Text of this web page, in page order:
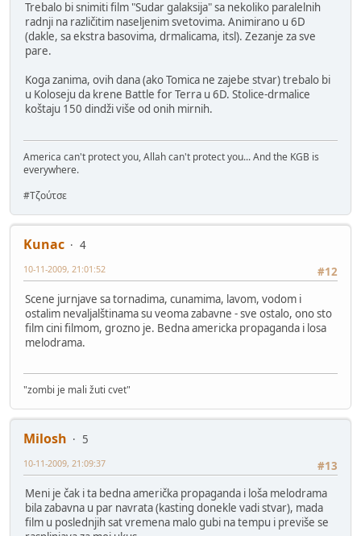
Trebalo bi snimiti film "Sudar galaksija" sa nekoliko paralelnih
radnji na različitim naseljenim svetovima. Animirano u 6D
(dakle, sa ekstra basovima, drmalicama, itsl). Zezanje za sve
pare.
Koga zanima, ovih dana (ako Tomica ne zajebe stvar) trebalo bi
u Koloseju da krene Battle for Terra u 6D. Stolice-drmalice
koštaju 150 dindži više od onih mirnih.
America can't protect you, Allah can't protect you... And the KGB is
everywhere.
#Τζούτσε
Kunac
4
#12
10-11-2009, 21:01:52
Scene jurnjave sa tornadima, cunamima, lavom, vodom i
ostalim nevaljalštinama su veoma zabavne - sve ostalo, ono sto
film cini filmom, grozno je. Bedna americka propaganda i losa
melodrama.
"zombi je mali žuti cvet"
Milosh
5
#13
10-11-2009, 21:09:37
Meni je čak i ta bedna američka propaganda i loša melodrama
bila zabavna u par navrata (kasting donekle vadi stvar), mada
film u poslednjih sat vremena malo gubi na tempu i previše se